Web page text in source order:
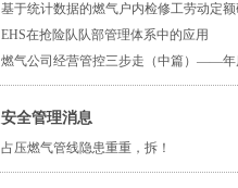
基于统计数据的燃气户内检修工劳动定
EHS在抢险队队部管理体系中的应用
燃气公司经营管控三步走（中篇）——年
安全管理消息
占压燃气管线隐患重重，拆！